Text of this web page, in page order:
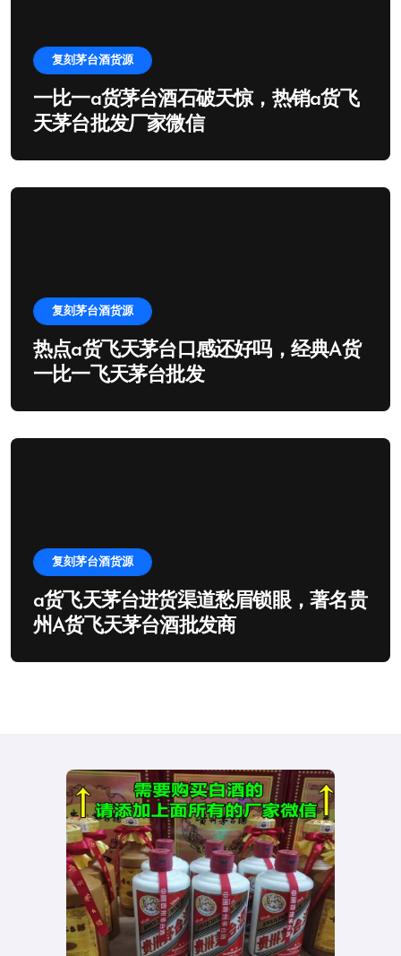
复刻茅台酒货源
一比一a货茅台酒石破天惊，热销a货飞
天茅台批发厂家微信
复刻茅台酒货源
热点a货飞天茅台口感还好吗，经典A货
一比一飞天茅台批发
复刻茅台酒货源
a货飞天茅台进货渠道愁眉锁眼，著名贵
州A货飞天茅台酒批发商